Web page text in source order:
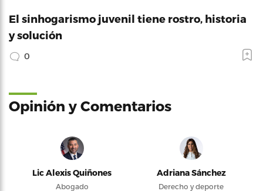
El sinhogarismo juvenil tiene rostro, historia
y solución
0
Opinión y Comentarios
Lic Alexis Quiñones
Abogado
Adriana Sánchez
Derecho y deporte